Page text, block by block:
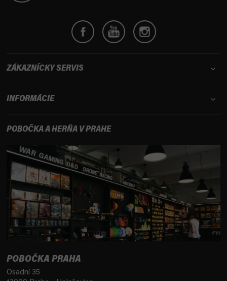
ZÁKAZNÍCKY SERVIS
INFORMÁCIE
POBOČKA A HERŇA V PRAHE
POBOČKA PRAHA
Osadní 35